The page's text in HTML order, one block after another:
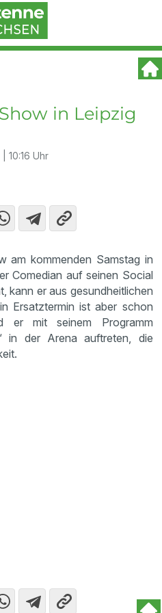
in Leipzig
10:16 Uhr
am kommenden Samstag in
Comedian auf seinen Social
kann er aus gesundheitlichen
Ersatztermin ist aber schon
er mit seinem Programm
in der Arena auftreten, die